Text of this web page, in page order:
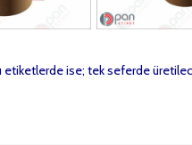
ise; tek seferde